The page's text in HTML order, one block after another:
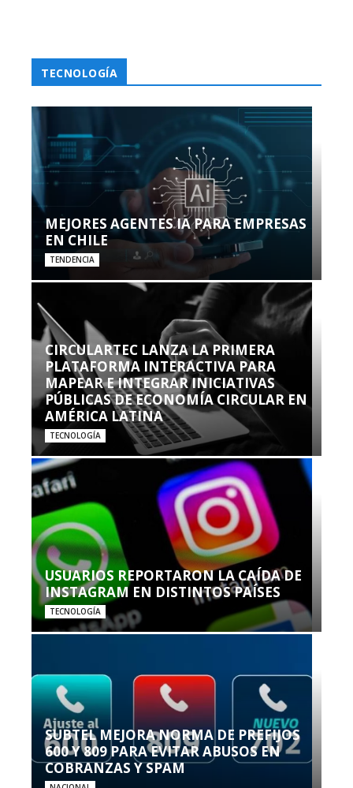
TECNOLOGÍA
MEJORES AGENTES IA PARA EMPRESAS
EN CHILE
TENDENCIA
CIRCULARTEC LANZA LA PRIMERA
PLATAFORMA INTERACTIVA PARA
MAPEAR E INTEGRAR INICIATIVAS
PÚBLICAS DE ECONOMÍA CIRCULAR EN
AMÉRICA LATINA
TECNOLOGÍA
USUARIOS REPORTARON LA CAÍDA DE
INSTAGRAM EN DISTINTOS PAÍSES
TECNOLOGÍA
SUBTEL MEJORA NORMA DE PREFIJOS
600 Y 809 PARA EVITAR ABUSOS EN
COBRANZAS Y SPAM